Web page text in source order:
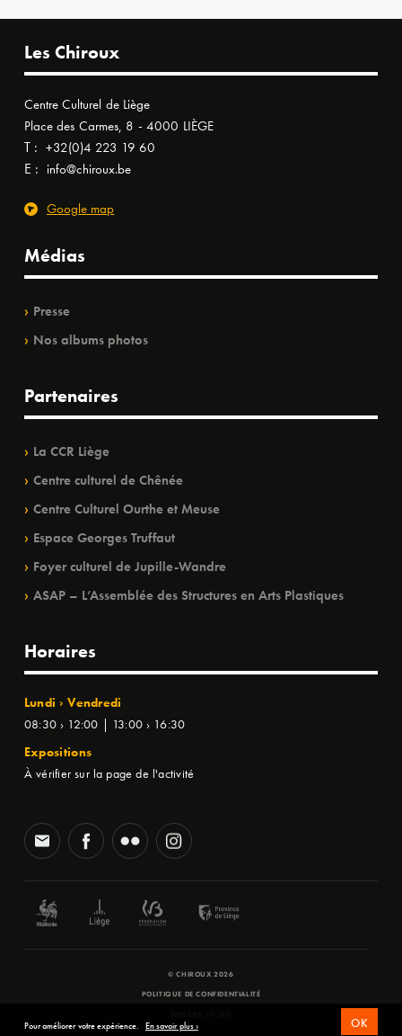
Les Chiroux
Centre Culturel de Liège
Place des Carmes, 8 - 4000 LIÈGE
T : +32(0)4 223 19 60
E : info@chiroux.be
Google map
Médias
Presse
Nos albums photos
Partenaires
La CCR Liège
Centre culturel de Chênée
Centre Culturel Ourthe et Meuse
Espace Georges Truffaut
Foyer culturel de Jupille-Wandre
ASAP – L’Assemblée des Structures en Arts Plastiques
Horaires
Lundi › Vendredi
08:30 › 12:00 | 13:00 › 16:30
Expositions
À vérifier sur la page de l'activité
© CHIROUX 2026
POLITIQUE DE CONFIDENTIALITÉ
Pour améliorer votre expérience. En savoir plus › OK